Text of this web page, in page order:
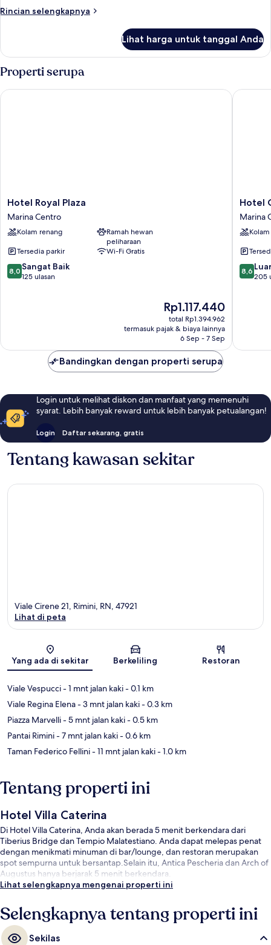
Smart
BUDGET
Rincian selengkapnya
Rincian
MULTIPLA
Easy
&
Smart
Sleep
Lihat harga untuk tanggal Anda
Properti serupa
Hotel
Royal
Plaza
Marina
Hotel Royal Plaza
Marina Centro
Kolam renang
Ramah hewan
peliharaan
Tersedia parkir
Wi-Fi Gratis
8.0
dari
8,0 Sangat Baik
125 ulasan
Harga
sekarang
Rp1.117.440
Rp1.117.440
total Rp1.394.962
termasuk pajak & biaya lainnya
6 Sep - 7 Sep
Hotel Royal Plaza
Hotel
Corallo
Rimini
Marina
Hotel
Marina
8.6
dari
8,6
205
Hotel
Bandingkan dengan properti serupa
Login untuk melihat diskon dan manfaat yang memenuhi
syarat. Lebih banyak reward untuk lebih banyak petualangan!
Login Daftar sekarang, gratis
Tentang kawasan sekitar
Peta
Viale Cirene 21, Rimini, RN, 47921
Lihat di peta
Yang ada di sekitar Berkeliling Restoran
Viale Vespucci- 1 mnt jalan kaki- 0.1 km
Viale Regina Elena- 3 mnt jalan kaki- 0.3 km
Piazza Marvelli- 5 mnt jalan kaki- 0.5 km
Pantai Rimini- 7 mnt jalan kaki- 0.6 km
Taman Federico Fellini- 11 mnt jalan kaki- 1.0 km
Tentang properti ini
Hotel Villa Caterina
Di Hotel Villa Caterina, Anda akan berada 5 menit berkendara dari
Tiberius Bridge dan Tempio Malatestiano. Anda dapat melepas penat
dengan menikmati minuman di bar/lounge, dan restoran merupakan
spot sempurna untuk bersantap.Selain itu, Antica Pescheria dan Arch of
Augustus hanya berjarak 5 menit berkendara.
Lihat selengkapnya mengenai properti ini
Selengkapnya tentang properti ini
Sekilas